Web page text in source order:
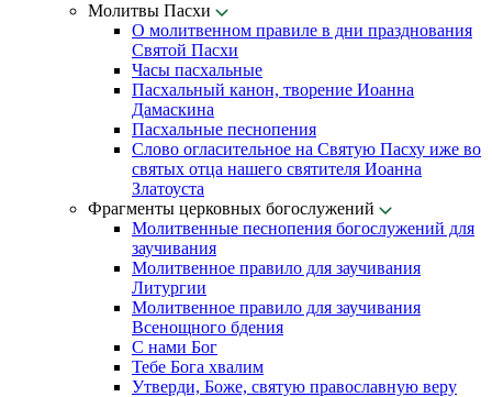
Молитвы Пасхи
О молитвенном правиле в дни празднования
Святой Пасхи
Часы пасхальные
Пасхальный канон, творение Иоанна
Дамаскина
Пасхальные песнопения
Слово огласительное на Святую Пасху иже во
святых отца нашего святителя Иоанна
Златоуста
Фрагменты церковных богослужений
Молитвенные песнопения богослужений для
заучивания
Молитвенное правило для заучивания
Литургии
Молитвенное правило для заучивания
Всенощного бдения
С нами Бог
Тебе Бога хвалим
Утверди, Боже, святую православную веру